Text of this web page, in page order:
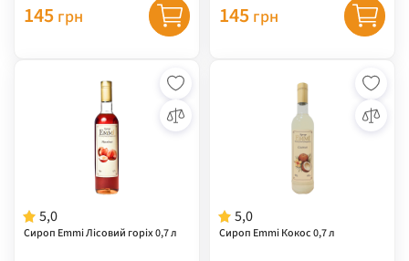
145 грн 145 грн
5,0
Сироп Emmi Лісовий горіх 0,7 л
5,0
Сироп Emmi Кокос 0,7 л